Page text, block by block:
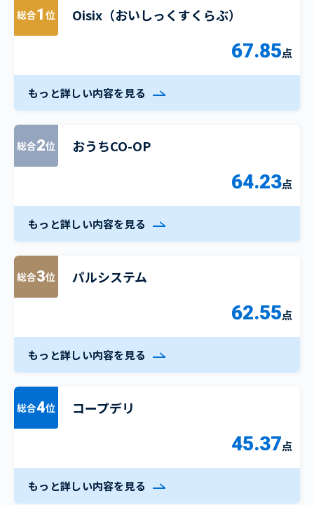
総合1 位 Oisix（おいしっくすくらぶ）
67.85点
もっと詳しい内容を見る
総合2位 おうちCO-OP
64.23点
もっと詳しい内容を見る
総合3位 パルシステム
62.55点
もっと詳しい内容を見る
総合4位 コープデリ
45.37点
もっと詳しい内容を見る